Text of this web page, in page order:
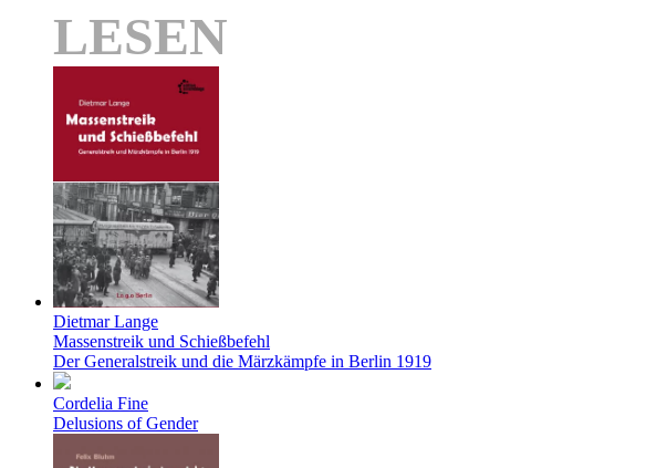
LESEN
Dietmar Lange
Massenstreik und Schießbefehl
Der Generalstreik und die Märzkämpfe in Berlin 1919
Cordelia Fine
Delusions of Gender